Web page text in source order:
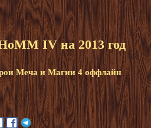
IV на 2013 год
Меча и Магии 4 оффлайн